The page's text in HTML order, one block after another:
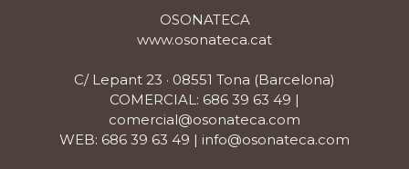
OSONATECA
www.osonateca.cat
C/ Lepant 23 · 08551 Tona (Barcelona)
COMERCIAL: 686 39 63 49 |
comercial@osonateca.com
WEB: 686 39 63 49 | info@osonateca.com